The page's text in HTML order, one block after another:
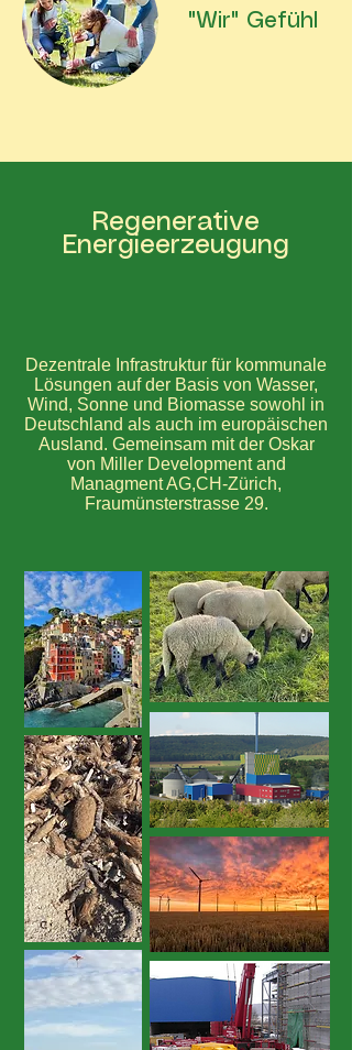
"Wir" Gefühl
Regenerative
Energieerzeugung
Dezentrale Infrastruktur für kommunale
Lösungen auf der Basis von Wasser,
Wind, Sonne und Biomasse ​sowohl in
Deutschland als auch im europäischen
Ausland. Gemeinsam mit der Oskar
von Miller Development and
Managment AG,CH-Zürich,
Fraumünsterstrasse 29.